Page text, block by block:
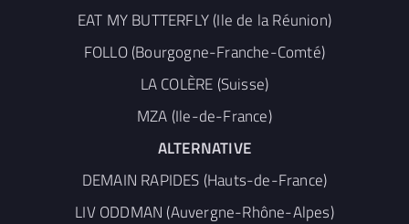
EAT MY BUTTERFLY (Ile de la Réunion)
FOLLO (Bourgogne-Franche-Comté)
LA COLÈRE (Suisse)
MZA (Ile-de-France)
ALTERNATIVE
DEMAIN RAPIDES (Hauts-de-France)
LIV ODDMAN (Auvergne-Rhône-Alpes)